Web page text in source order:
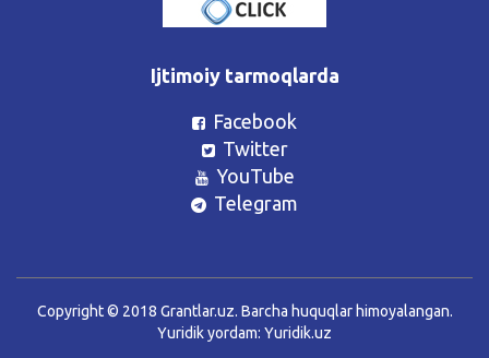
Ijtimoiy tarmoqlarda
Facebook
Twitter
YouTube
Telegram
Copyright © 2018 Grantlar.uz. Barcha huquqlar himoyalangan.
Yuridik yordam: Yuridik.uz